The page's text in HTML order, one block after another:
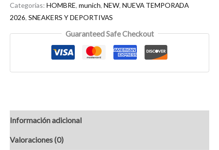
Categorías: HOMBRE, munich, NEW, NUEVA TEMPORADA
2026, SNEAKERS Y DEPORTIVAS
Guaranteed Safe Checkout
Información adicional
Valoraciones (0)